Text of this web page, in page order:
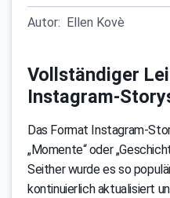
Autor: Ellen Kovè
Vollständiger
Instagram-
Das Format Instagram-
„Momente“ oder
Seither wurde es so
kontinuierlich aktualisiert